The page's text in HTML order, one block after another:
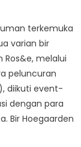
terkemuka
varian bir
Ros&e, melalui
peluncuran
diikuti event-
dengan para
Bir Hoegaarden